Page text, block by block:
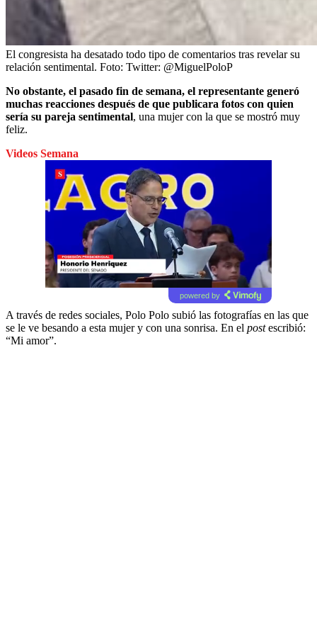
El congresista ha desatado todo tipo de comentarios tras revelar su
relación sentimental. Foto: Twitter: @MiguelPoloP
No obstante, el pasado fin de semana, el representante generó
muchas reacciones después de que publicara fotos con quien
sería su pareja sentimental, una mujer con la que se mostró muy
feliz.
Videos Semana
powered by
A través de redes sociales, Polo Polo subió las fotografías en las que
se le ve besando a esta mujer y con una sonrisa. En el postescribió:
“Mi amor”.